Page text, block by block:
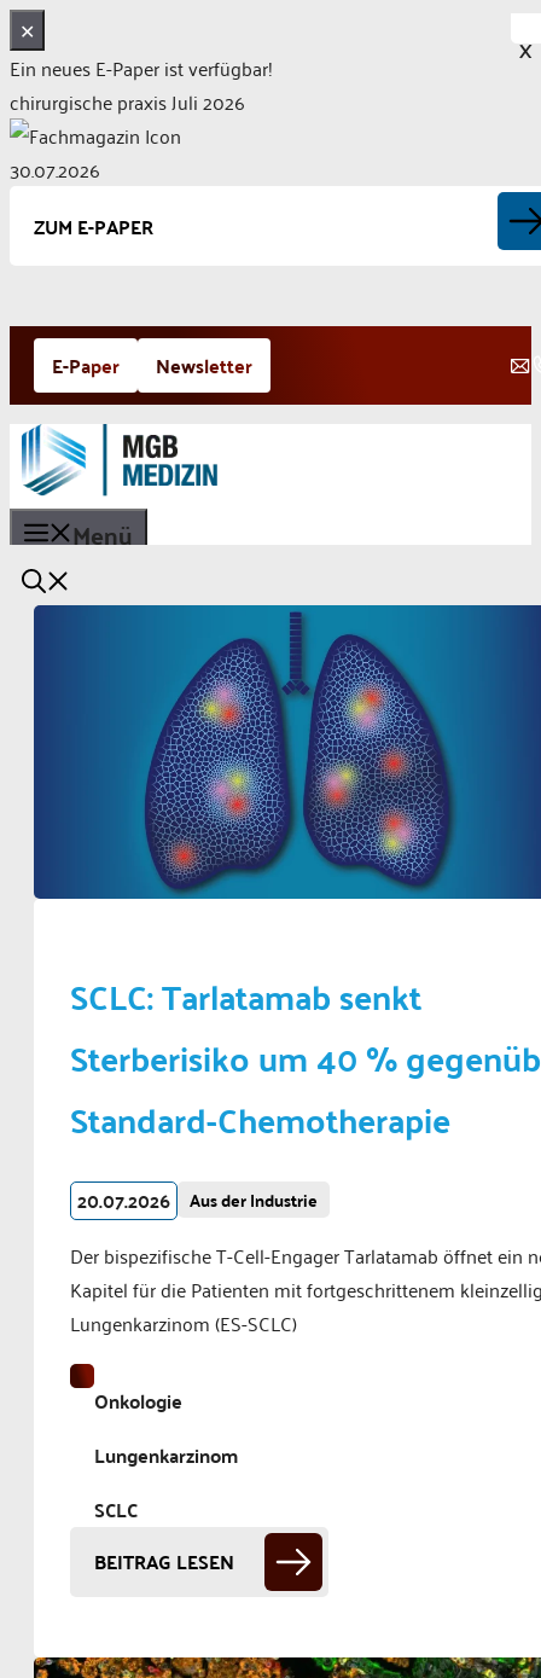
✕
Ein neues E-Paper ist verfügbar!
chirurgische praxis Juli 2026
30.07.2026
ZUM E-PAPER
Zum
Inhalt
springen
E-Paper Newsletter
Menü
SCLC: Tarlatamab senkt
Sterberisiko um 40 %
Standard-Chemotherapie
20.07.2026 Aus der Industrie
Der bispezifische T-Cell-Engager Tarlatamab öffnet ein
Kapitel für die Patienten mit fortgeschrittenem
Lungenkarzinom (ES-SCLC)
Onkologie
Lungenkarzinom
SCLC
BEITRAG LESEN
X